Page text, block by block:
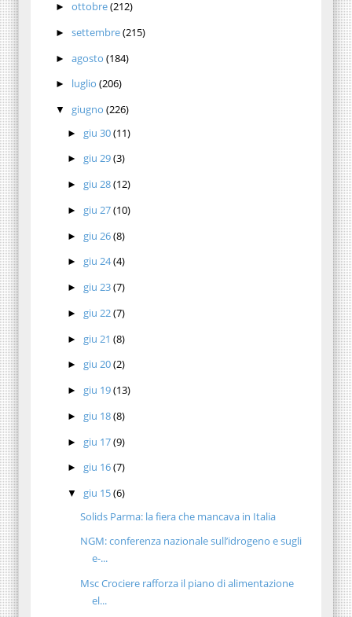
► ottobre(212)
► settembre(215)
► agosto (184)
► luglio (206)
▼ giugno (226)
► giu 30(11)
► giu 29(3)
► giu 28(12)
► giu 27(10)
► giu 26(8)
► giu 24(4)
► giu 23(7)
► giu 22(7)
► giu 21(8)
► giu 20(2)
► giu 19(13)
► giu 18(8)
► giu 17(9)
► giu 16(7)
▼ giu 15(6)
Solids Parma: la fiera che mancava in Italia
NGM: conferenza nazionale sull’idrogeno e sugli
e-...
Msc Crociere rafforza il piano di alimentazione
el...